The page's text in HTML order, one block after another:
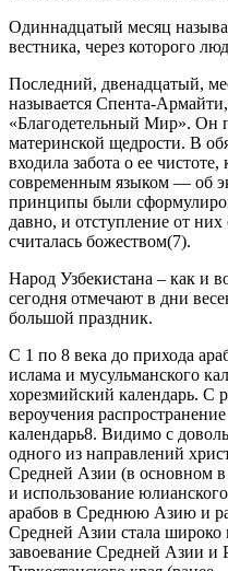
Одиннадцатый месяц
вестника, через которого
Последний, двенадцатый,
называется Спента-
«Благодетельный Мир». Он
материнской щедрости. В
входила забота о ее
современным языком — об
принципы были
давно, и отступление от них
считалась божеством(7).
Народ Узбекистана – как и
сегодня отмечают в дни
большой праздник.
С 1 по 8 века до прихода
ислама и мусульманского
хорезмийский календарь. С
вероучения
календарь8. Видимо с
одного из направлений
Средней Азии (в основном
и использование
арабов в Среднюю Азию и
Средней Азии стала широко
завоевание Средней Азии и